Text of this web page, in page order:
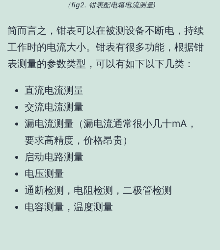
（fig2. 钳表配电箱电流测量)
简而言之，钳表可以在被测设备不断电，持续
工作时的电流大小。钳表有很多功能，根据钳
表测量的参数类型，可以有如下以下几类：
直流电流测量
交流电流测量
漏电流测量（漏电流通常很小几十mA，
要求高精度，价格昂贵）
启动电路测量
电压测量
通断检测，电阻检测，二极管检测
电容测量，温度测量